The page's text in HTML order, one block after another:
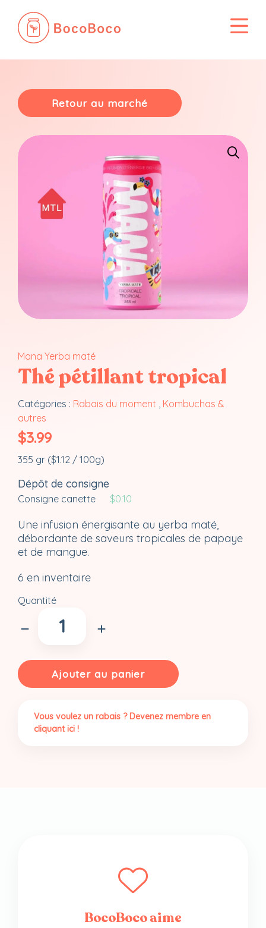
contenu
Retour au marché
Mana Yerba maté
Thé pétillant tropical
Catégories : Rabais du moment , Kombuchas &
autres
$3.99
355 gr ($1.12 / 100g)
Dépôt de consigne
Consigne canette $0.10
Une infusion énergisante au yerba maté,
débordante de saveurs tropicales de papaye
et de mangue.
6 en inventaire
Quantité
pétillant
tropical
Ajouter au panier
Vous voulez un rabais ? Devenez membre en
cliquant ici !
BocoBoco aime